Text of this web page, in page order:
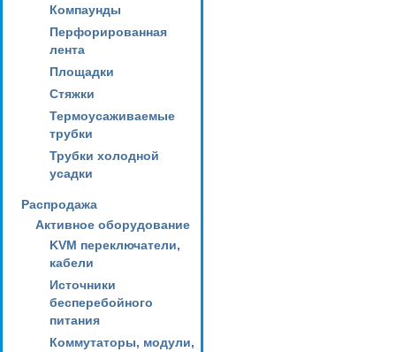
Компаунды
Перфорированная
лента
Площадки
Стяжки
Термоусаживаемые
трубки
Трубки холодной
усадки
Распродажа
Активное оборудование
KVM переключатели,
кабели
Источники
бесперебойного
питания
Коммутаторы, модули,